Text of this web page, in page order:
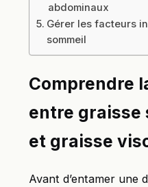
abdominaux
Gérer les facteurs
sommeil
Comprendre
entre graisse
et graisse
Avant d’entamer une